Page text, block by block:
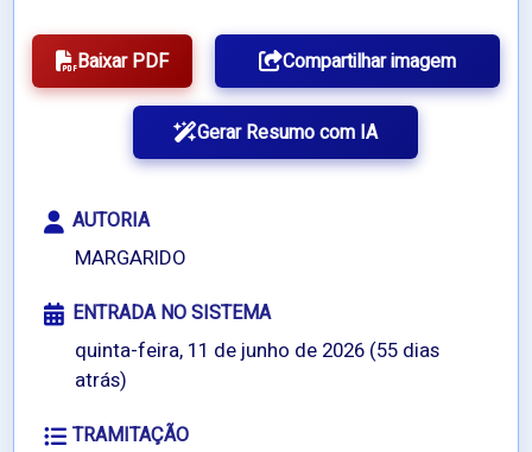
Baixar PDF Compartilhar imagem
Gerar Resumo com IA
AUTORIA
MARGARIDO
ENTRADA NO SISTEMA
quinta-feira, 11 de junho de 2026 (55 dias
atrás)
TRAMITAÇÃO